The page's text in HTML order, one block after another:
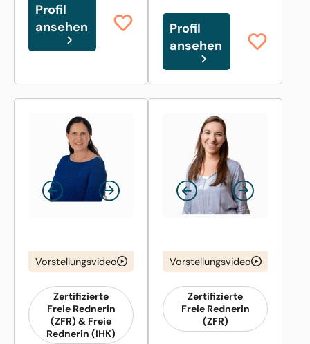
Profil
ansehen
Profil
ansehen
Vorstellungsvideo
Zertifizierte
Freie Rednerin
(ZFR) & Freie
Rednerin (IHK)
Vorstellungsvideo
Zertifizierte
Freie Rednerin
(ZFR)